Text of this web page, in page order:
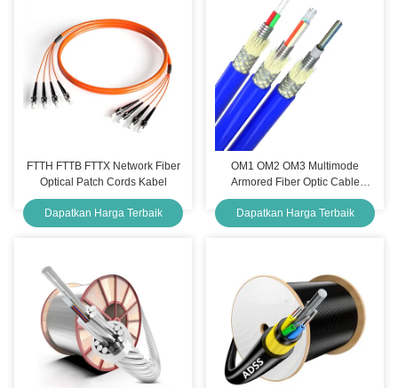
FTTH FTTB FTTX Network Fiber
Optical Patch Cords Kabel
Dapatkan Harga Terbaik
OM1 OM2 OM3 Multimode
Armored Fiber Optic Cable
Fungsi anti debu
Dapatkan Harga Terbaik